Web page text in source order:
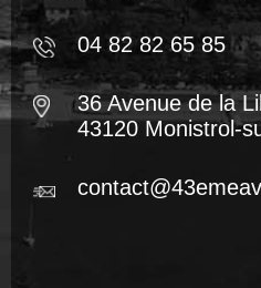
04 82 82 65 85
36 Avenue de la
43120 Monistrol-